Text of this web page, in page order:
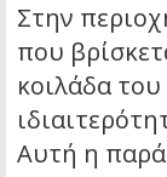
Στην
που
κοιλάδα
Αυτή η